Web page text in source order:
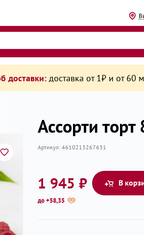
доставки:доставка от 1₽ и от 60
Ассорти торт
Артикул: 4610213267631
1 945 ₽ В
до +58,35